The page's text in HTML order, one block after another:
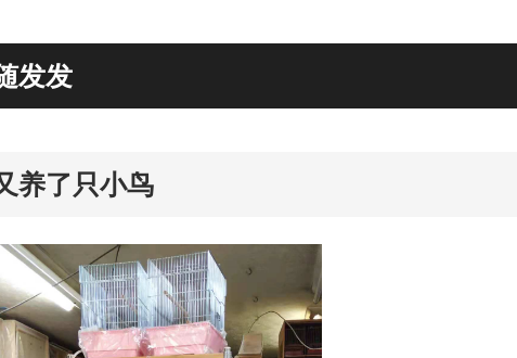
发发
养了只小鸟